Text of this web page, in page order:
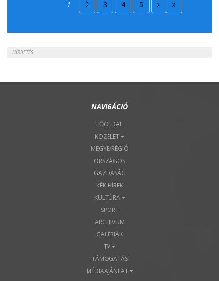
2018. Április 15.
1 2 3 4 5
HÍRDETÉS
NAVIGÁCIÓ
FŐOLDAL
KÖZÉLET
MEGYE/RÉGIÓ
ORSZÁGOS
GAZDASÁG
KÉK HÍREK
KULTÚRA
SPORT
ARCHIVUM
GALÉRIÁK
TV
TÁMOGATÁS
MÉDIAAJÁNLAT